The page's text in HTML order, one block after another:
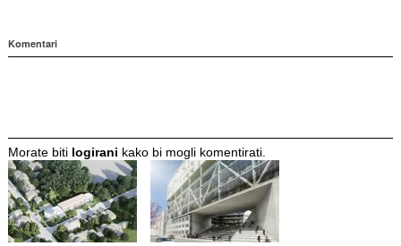
Komentari
Morate biti logirani kako bi mogli komentirati.